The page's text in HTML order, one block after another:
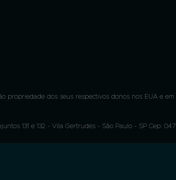
propriedade dos seus respectivos donos nos EUA e
131 e 132 - Vila Gertrudes - São Paulo - SP Cep: